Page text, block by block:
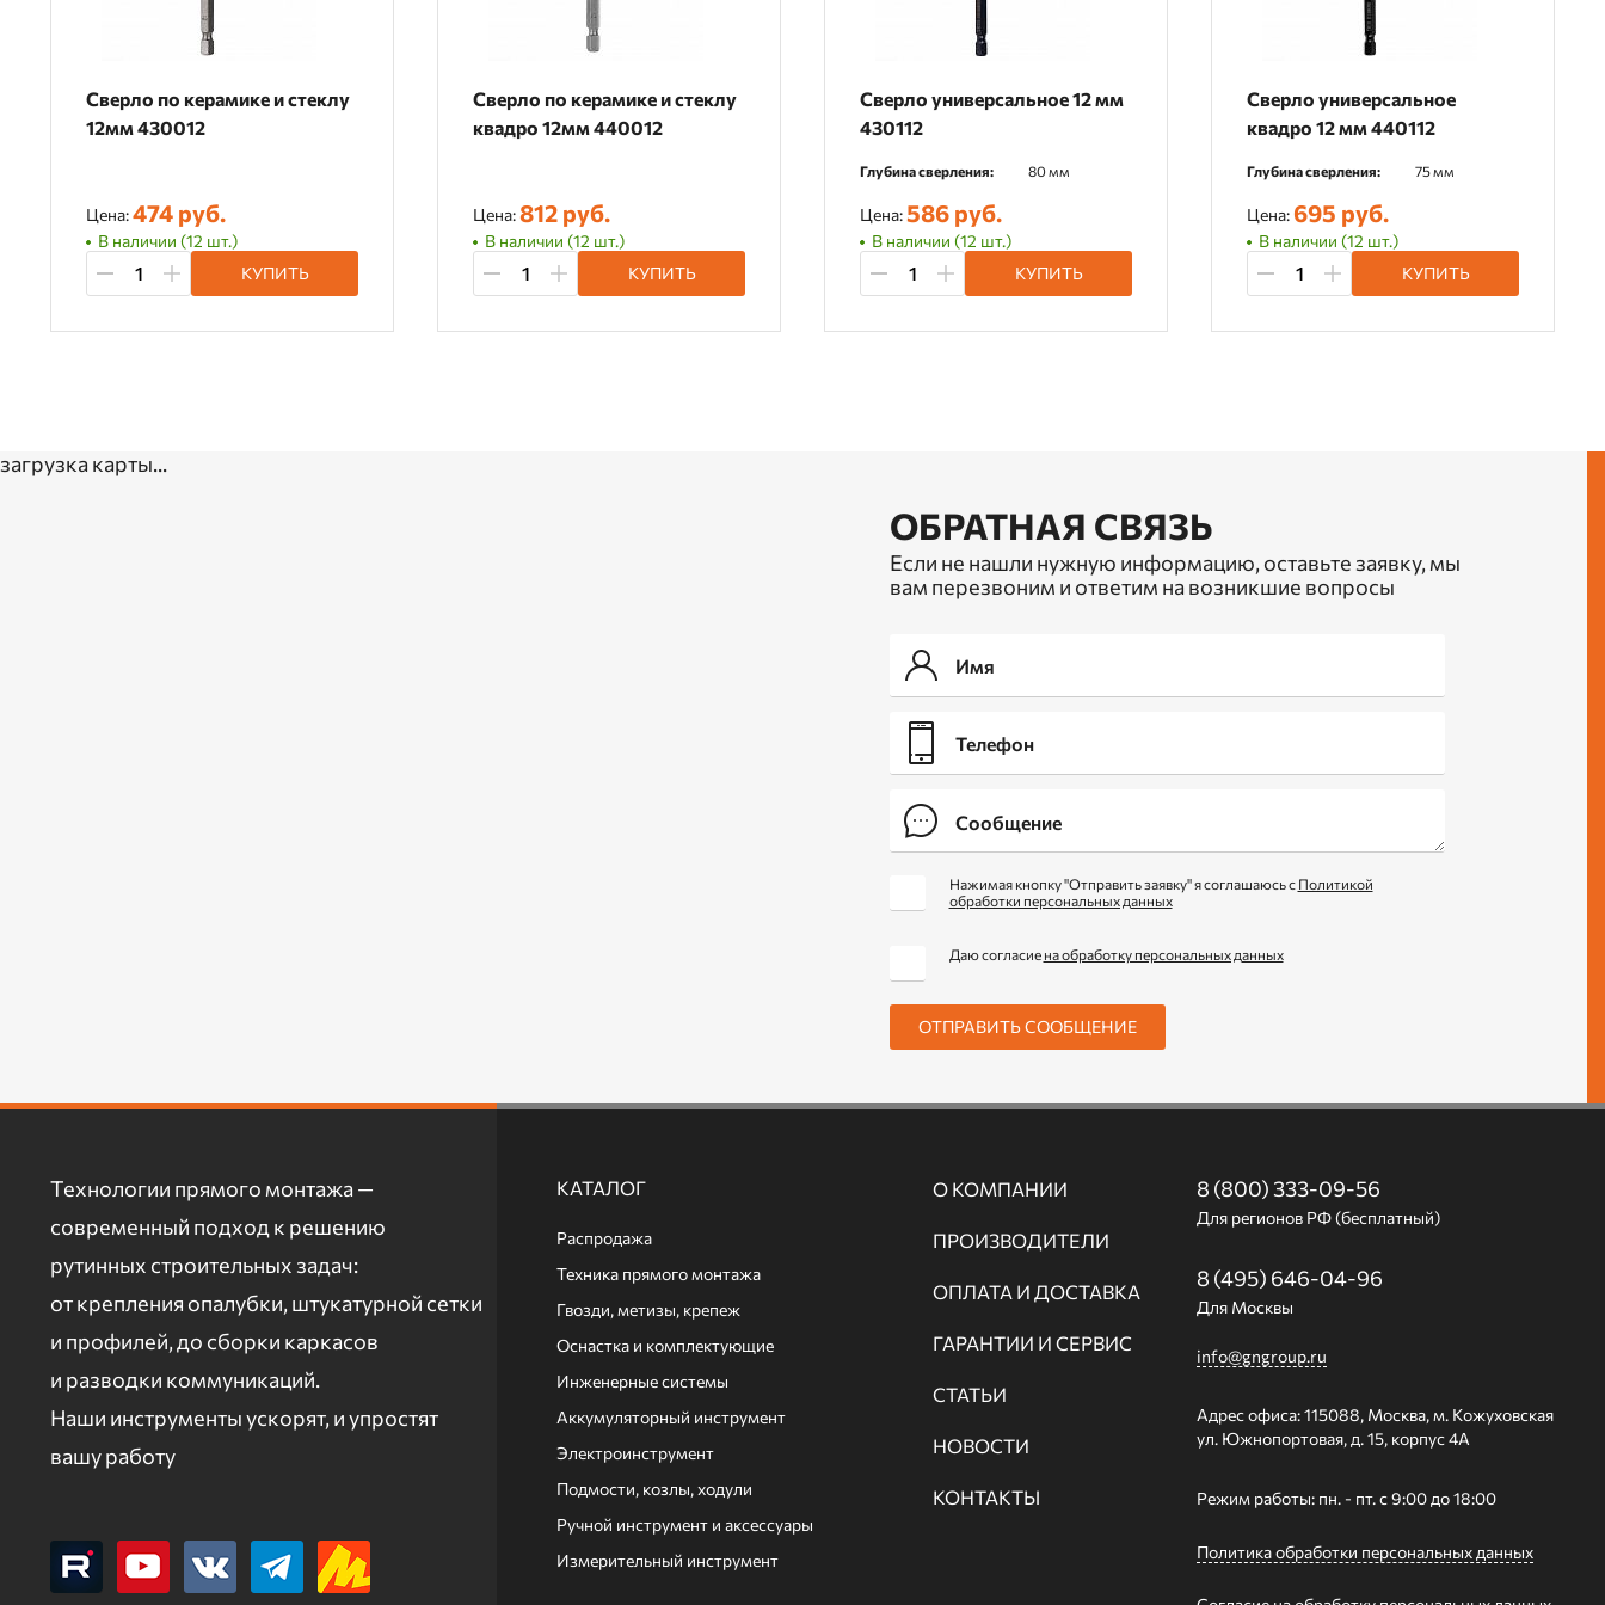
Сверло по керамике и стеклу
12мм 430012
Цена:474 руб.
В наличии (12 шт.)
КУПИТЬ
Сверло по керамике и стеклу
квадро 12мм 440012
Цена:812 руб.
В наличии (12 шт.)
КУПИТЬ
Сверло универсальное 12 мм
430112
Глубина сверления: 80 мм
Цена:586 руб.
В наличии (12 шт.)
КУПИТЬ
Сверло универсальное
квадро 12 мм 440112
Глубина сверления: 75 мм
Цена: 695 руб.
В наличии (12 шт.)
КУПИТЬ
загрузка карты...
ОБРАТНАЯ СВЯЗЬ
Если не нашли нужную информацию, оставьте заявку, мы
вам перезвоним и ответим на возникшие вопросы
Нажимая кнопку "Отправить заявку" я соглашаюсь с Политикой
обработки персональных данных
Даю согласие на обработку персональных данных
ОТПРАВИТЬ СООБЩЕНИЕ
Технологии прямого монтажа —
современный подход к решению
рутинных строительных задач:
от крепления опалубки, штукатурной сетки
и профилей, до сборки каркасов
и разводки коммуникаций.
Наши инструменты ускорят, и упростят
вашу работу
КАТАЛОГ
Распродажа
Техника прямого монтажа
Гвозди, метизы, крепеж
Оснастка и комплектующие
Инженерные системы
Аккумуляторный инструмент
Электроинструмент
Подмости, козлы, ходули
Ручной инcтрумент и аксессуары
Измерительный инструмент
О КОМПАНИИ
ПРОИЗВОДИТЕЛИ
ОПЛАТА И ДОСТАВКА
ГАРАНТИИ И СЕРВИС
СТАТЬИ
НОВОСТИ
КОНТАКТЫ
8 (800) 333-09-56
Для регионов РФ (бесплатный)
8 (495) 646-04-96
Для Москвы
info@gngroup.ru
Адрес офиса: 115088, Москва, м. Кожуховская
ул. Южнопортовая, д. 15, корпус 4А
Режим работы: пн. - пт. с 9:00 до 18:00
Политика обработки персональных данных